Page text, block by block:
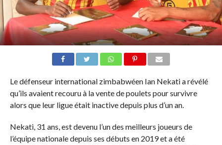
Le défenseur international zimbabwéen Ian Nekati a révélé
qu’ils avaient recouru à la vente de poulets pour survivre
alors que leur ligue était inactive depuis plus d’un an.
Nekati, 31 ans, est devenu l’un des meilleurs joueurs de
l’équipe nationale depuis ses débuts en 2019 et a été